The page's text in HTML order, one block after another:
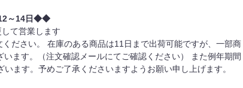
～14日◆◆
て営業します
ださい。 在庫のある商品は11日まで出荷可能ですが、一部商
ます。（注文確認メールにてご確認ください） また例年期間
ます。予めご了承くださいますようお願い申し上げます。